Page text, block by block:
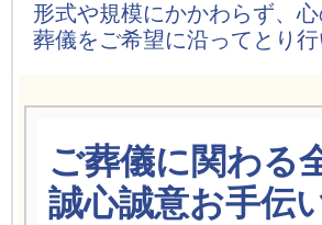
形式や規模にかかわらず、
葬儀をご希望に沿ってとり行
ご葬儀に関わる
誠心誠意お手伝